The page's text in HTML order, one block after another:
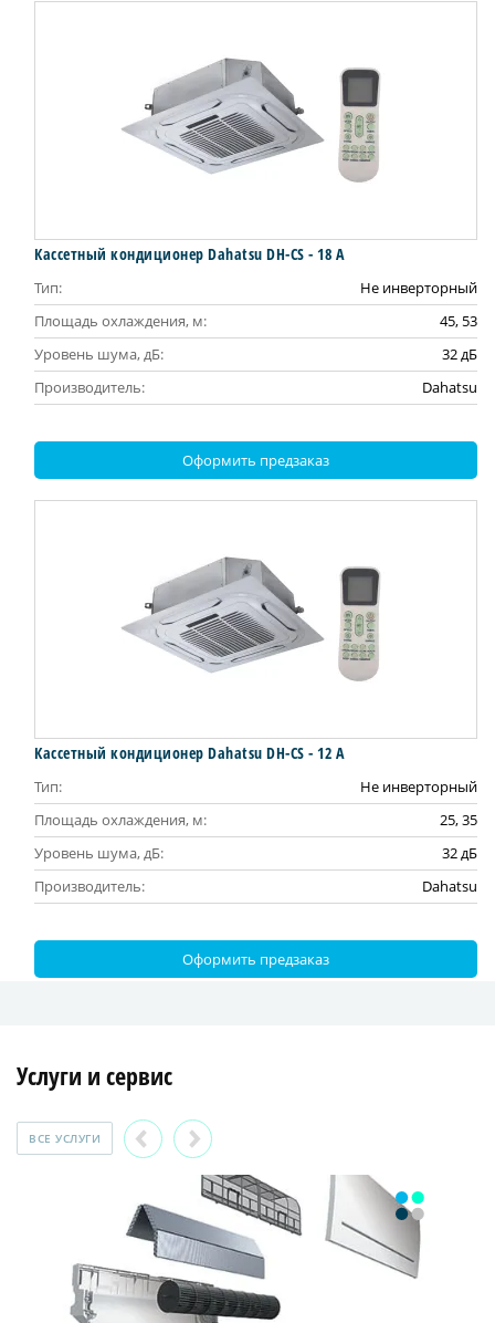
Кассетный кондиционер Dahatsu DH-CS - 18 А
Тип:
Не инверторный
Площадь охлаждения, м:
45, 53
Уровень шума, дБ:
32 дБ
Производитель:
Dahatsu
Оформить предзаказ
Кассетный кондиционер Dahatsu DH-CS - 12 А
Тип:
Не инверторный
Площадь охлаждения, м:
25, 35
Уровень шума, дБ:
32 дБ
Производитель:
Dahatsu
Оформить предзаказ
Услуги и сервис
ВСЕ УСЛУГИ